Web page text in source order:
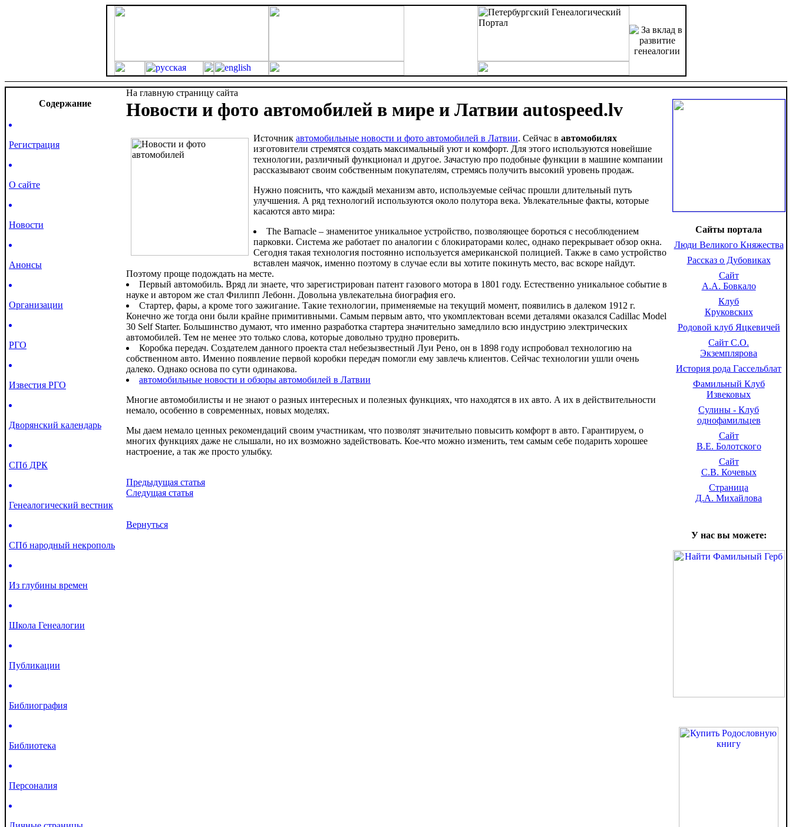
Cодержание
Регистрация
О сайте
Новости
Анонсы
Организации
РГО
Известия РГО
Дворянский календарь
СПб ДРК
Генеалогический вестник
СПб народный некрополь
Из глубины времен
Школа Генеалогии
Публикации
Библиография
Библиотека
Персоналия
На главную страницу сайта
Новости и фото автомобилей в мире и Латвии autospeed.lv
Источник автомобильные новости и фото автомобилей в Латвии. Сейчас в автомобилях
изготовители стремятся создать максимальный уют и комфорт. Для этого используются новейшие
технологии, различный функционал и другое. Зачастую про подобные функции в машине компании
рассказывают своим собственным покупателям, стремясь получить высокий уровень продаж.
Нужно пояснить, что каждый механизм авто, используемые сейчас прошли длительный путь
улучшения. А ряд технологий используются около полутора века. Увлекательные факты, которые
касаются авто мира:
The Barnacle – знаменитое уникальное устройство, позволяющее бороться с несоблюдением
парковки. Система же работает по аналогии с блокираторами колес, однако перекрывает обзор окна.
Сегодня такая технология постоянно используется американской полицией. Также в само устройство
вставлен маячок, именно поэтому в случае если вы хотите покинуть место, вас вскоре найдут.
Поэтому проще подождать на месте.
Первый автомобиль. Вряд ли знаете, что зарегистрирован патент газового мотора в 1801 году. Естественно уникальное событие в
науке и автором же стал Филипп Лебонн. Довольна увлекательна биография его.
Стартер, фары, а кроме того зажигание. Такие технологии, применяемые на текущий момент, появились в далеком 1912 г.
Конечно же тогда они были крайне примитивными. Самым первым авто, что укомплектован всеми деталями оказался Cadillac Model
30 Self Starter. Большинство думают, что именно разработка стартера значительно замедлило всю индустрию электрических
автомобилей. Тем не менее это только слова, которые довольно трудно проверить.
Коробка передач. Создателем данного проекта стал небезызвестный Луи Рено, он в 1898 году испробовал технологию на
собственном авто. Именно появление первой коробки передач помогли ему завлечь клиентов. Сейчас технологии ушли очень
далеко. Однако основа по сути одинакова.
автомобильные новости и обзоры автомобилей в Латвии
Многие автомобилисты и не знают о разных интересных и полезных функциях, что находятся в их авто. А их в действительности
немало, особенно в современных, новых моделях.
Мы даем немало ценных рекомендаций своим участникам, что позволят значительно повысить комфорт в авто. Гарантируем, о
многих функциях даже не слышали, но их возможно задействовать. Кое-что можно изменить, тем самым себе подарить хорошее
настроение, а так же просто улыбку.
Предыдущая статья
Следущая статья
Вернуться
Сайты портала
Люди Великого Княжества
Рассказ о Дубовиках
Сайт
А.А. Бовкало
Клуб
Круковских
Родовой клуб Яцкевичей
Сайт С.О.
Экземплярова
История рода Гассельблат
Фамильный Клуб
Извековых
Сулины - Клуб
однофамильцев
Сайт
В.Е. Болотского
Сайт
С.В. Кочевых
Страница
Д.А. Михайлова
У нас вы можете: